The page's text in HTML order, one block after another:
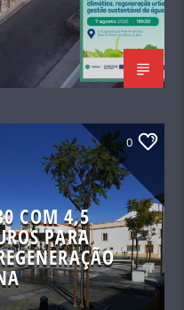
0
COM 4,5
PARA